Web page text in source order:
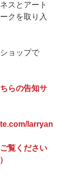
スとアート
クを取り入
ップで
らの告知サ
larryan
覧ください